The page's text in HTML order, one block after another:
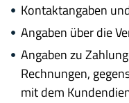
Kontaktangaben
Angaben über die
Angaben zu
Rechnungen,
mit dem